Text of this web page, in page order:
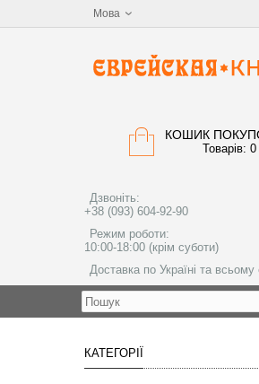
Мова
КОШИК
Товарів: 0
Дзвоніть:
+38 (093) 604-92-90
Режим роботи:
10:00-18:00 (крім суботи)
Доставка по Україні та всьому
КАТЕГОРІЇ